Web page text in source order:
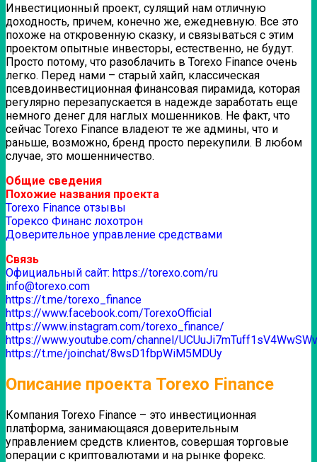
Инвестиционный проект, сулящий нам отличную
доходность, причем, конечно же, ежедневную. Все это
похоже на откровенную сказку, и связываться с этим
проектом опытные инвесторы, естественно, не будут.
Просто потому, что разоблачить в Torexo Finance очень
легко. Перед нами – старый хайп, классическая
псевдоинвестиционная финансовая пирамида, которая
регулярно перезапускается в надежде заработать еще
немного денег для наглых мошенников. Не факт, что
сейчас Torexo Finance владеют те же админы, что и
раньше, возможно, бренд просто перекупили. В любом
случае, это мошенничество.
Общие сведения
Похожие названия проекта
Torexo Finance отзывы
Торексо Финанс лохотрон
Доверительное управление средствами
Связь
Официальный сайт: https://torexo.com/ru
info@torexo.com
https://t.me/torexo_finance
https://www.facebook.com/TorexoOfficial
https://www.instagram.com/torexo_finance/
https://www.youtube.com/channel/
https://t.me/joinchat/8wsD1fbpWiM5MDUy
Описание проекта Torexo Finance
Компания Torexo Finance – это инвестиционная
платформа, занимающаяся доверительным
управлением средств клиентов, совершая торговые
операции с криптовалютами и на рынке форекс.